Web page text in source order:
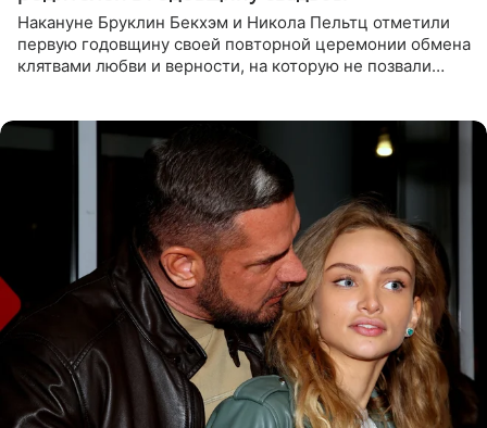
Накануне Бруклин Бекхэм и Никола Пельтц отметили
первую годовщину своей повторной церемонии обмена
клятвами любви и верности, на которую не позвали